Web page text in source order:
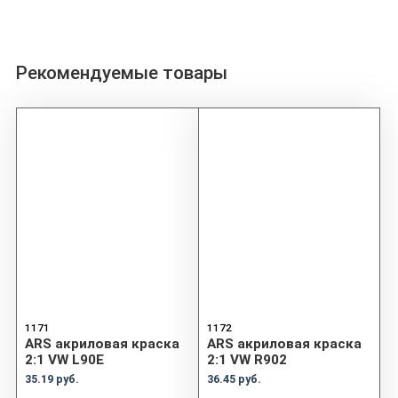
Рекомендуемые товары
1171
ARS акриловая краска
2:1 VW L90E
35.19 руб.
1172
ARS акриловая краска
2:1 VW R902
36.45 руб.